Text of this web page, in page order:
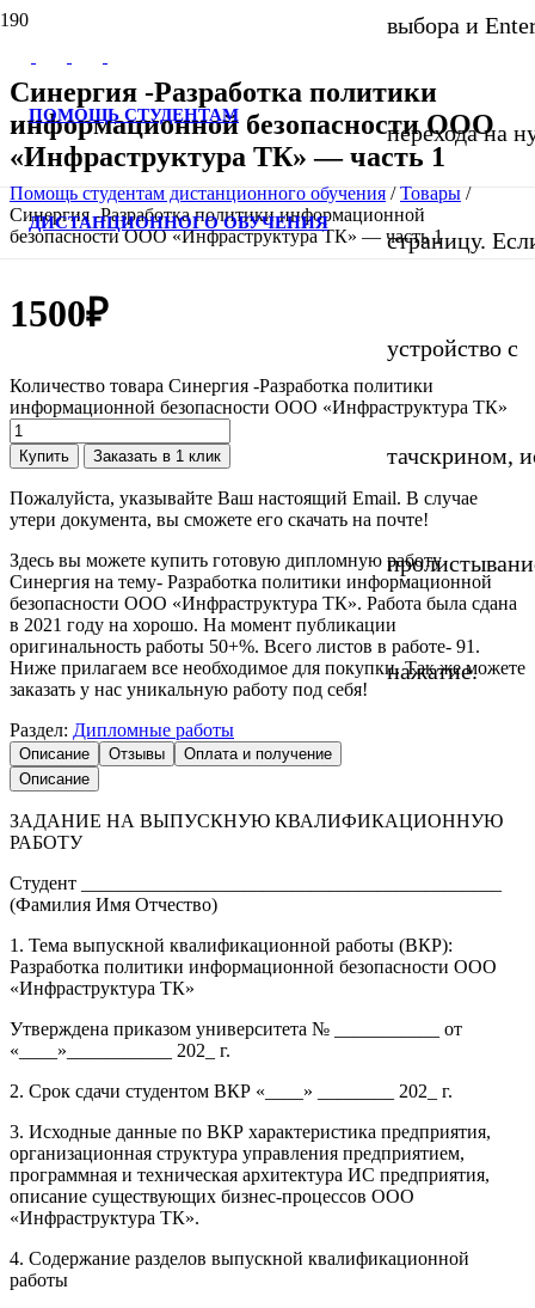
ПОМОЩЬ СТУДЕНТАМ
ДИСТАНЦИОННОГО ОБУЧЕНИЯ
выбора и
перехода на
страницу.
устройство с
тачскрином,
нажатие.
Синергия -Разработка политики
информационной безопасности ООО
«Инфраструктура ТК» — часть 1
Помощь студентам дистанционного обучения /Товары /
Синергия -Разработка политики информационной
безопасности ООО «Инфраструктура ТК» — часть 1
1500₽
Количество товара Синергия -Разработка политики
информационной безопасности ООО «Инфраструктура ТК»
Купить Заказать в 1 клик
Пожалуйста, указывайте Ваш настоящий Email. В случае
утери документа, вы сможете его скачать на почте!
Здесь вы можете купить готовую дипломную работу
Синергия на тему- Разработка политики информационной
безопасности ООО «Инфраструктура ТК». Работа была сдана
в 2021 году на хорошо. На момент публикации
оригинальность работы 50+%. Всего листов в работе- 91.
Ниже прилагаем все необходимое для покупки. Так же можете
заказать у нас уникальную работу под себя!
Раздел: Дипломные работы
Описание Отзывы
Оплата и получение
Описание
ЗАДАНИЕ НА ВЫПУСКНУЮ КВАЛИФИКАЦИОННУЮ
РАБОТУ
Студент ____________________________________________
(Фамилия Имя Отчество)
1. Тема выпускной квалификационной работы (ВКР):
Разработка политики информационной безопасности ООО
«Инфраструктура ТК»
Утверждена приказом университета № ___________ от
«____»___________ 202_ г.
2. Срок сдачи студентом ВКР «____» ________ 202_ г.
3. Исходные данные по ВКР характеристика предприятия,
организационная структура управления предприятием,
программная и техническая архитектура ИС предприятия,
описание существующих бизнес-процессов ООО
«Инфраструктура ТК».
4. Содержание разделов выпускной квалификационной
работы